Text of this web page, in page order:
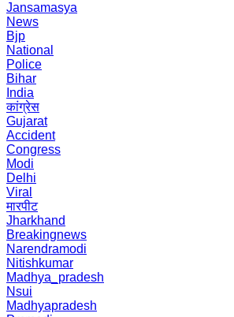
Jansamasya
News
Bjp
National
Police
Bihar
India
कांग्रेस
Gujarat
Accident
Congress
Modi
Delhi
Viral
मारपीट
Jharkhand
Breakingnews
Narendramodi
Nitishkumar
Madhya_pradesh
Nsui
Madhyapradesh